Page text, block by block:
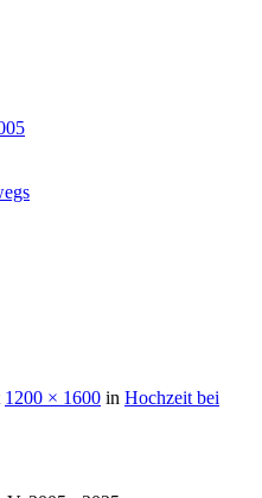
1200 × 1600 in Hochzeit bei